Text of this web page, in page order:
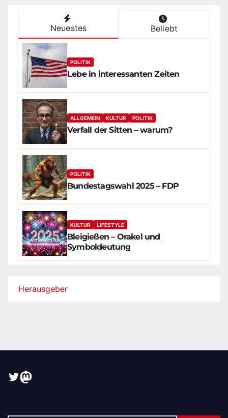
Neuestes Beliebt
POLITIK
Lebe in interessanten Zeiten
ALLGEMEIN KULTUR POLITIK
Verfall der Sitten – warum?
POLITIK
Bundestagswahl 2025 – FDP
KULTUR LIFESTYLE
Bleigießen – Orakel und
Symboldeutung
Herausgeber
Twitter
Mastodon